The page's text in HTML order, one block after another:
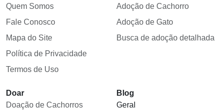
Quem Somos
Fale Conosco
Mapa do Site
Política de Privacidade
Termos de Uso
Adoção de Cachorro
Adoção de Gato
Busca de adoção detalhada
Doar
Doação de Cachorros
Blog
Geral